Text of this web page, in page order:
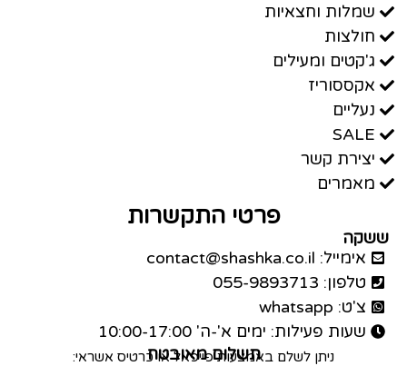
שמלות וחצאיות
חולצות
ג'קטים ומעילים
אקססוריז
נעליים
SALE
יצירת קשר
מאמרים
פרטי התקשרות
ששקה
אימייל: contact@shashka.co.il
טלפון: 055-9893713
צ'ט: whatsapp
שעות פעילות: ימים א'-ה' 10:00-17:00
תשלום מאובטח
ניתן לשלם באמצעות פייפאל או כרטיס אשראי: